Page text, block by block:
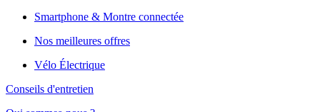
Smartphone & Montre connectée
Nos meilleures offres
Vélo Électrique
Conseils d'entretien